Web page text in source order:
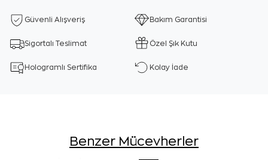
Güvenli Alışveriş Bakım Garantisi
Sigortalı Teslimat Özel Şık Kutu
Hologramlı Sertifika Kolay İade
Benzer Mücevherler